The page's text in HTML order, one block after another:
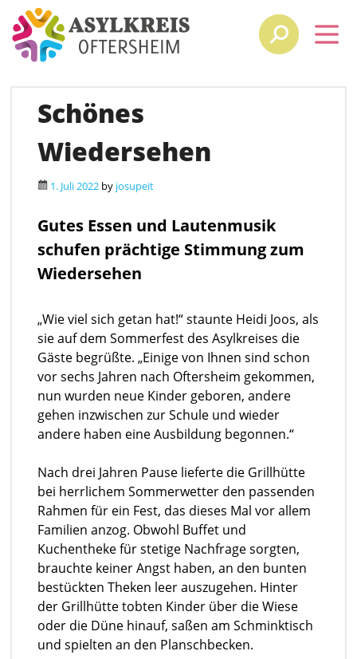
Schönes
Wiedersehen
1. Juli 2022 by josupeit
Gutes Essen und Lautenmusik
schufen prächtige Stimmung zum
Wiedersehen
„Wie viel sich getan hat!“ staunte Heidi Joos, als
sie auf dem Sommerfest des Asylkreises die
Gäste begrüßte. „Einige von Ihnen sind schon
vor sechs Jahren nach Oftersheim gekommen,
nun wurden neue Kinder geboren, andere
gehen inzwischen zur Schule und wieder
andere haben eine Ausbildung begonnen.“
Nach drei Jahren Pause lieferte die Grillhütte
bei herrlichem Sommerwetter den passenden
Rahmen für ein Fest, das dieses Mal vor allem
Familien anzog. Obwohl Buffet und
Kuchentheke für stetige Nachfrage sorgten,
brauchte keiner Angst haben, an den bunten
bestückten Theken leer auszugehen. Hinter
der Grillhütte tobten Kinder über die Wiese
oder die Düne hinauf, saßen am Schminktisch
und spielten an den Planschbecken.